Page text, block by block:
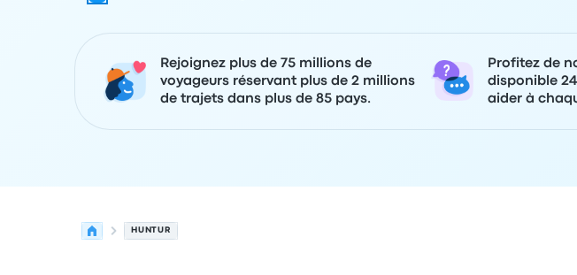
Rejoignez plus de 75 millions de
voyageurs réservant plus de 2 millions
de trajets dans plus de 85 pays.
Profitez de
disponible
aider à
HUNTUR